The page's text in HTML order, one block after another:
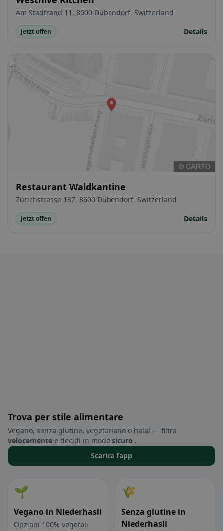
Am Stadtrand 11, 8600 Dübendorf, Switzerland
Jetzt offen Details
Restaurant Waldkantine
Zürichstrasse 137, 8600 Dübendorf, Switzerland
Jetzt offen Details
Trova per stile alimentare
Vegano, senza glutine, vegetariano o halal — filtra
velocemente e decidi in modo sicuro .
Scarica l’app
🌱
Vegano in Niederhasli
Opzioni 100% vegetali
🌾
Senza glutine in
Niederhasli